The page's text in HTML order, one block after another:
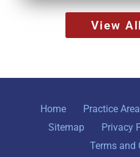
View
Home Practice
Sitemap
Privacy
Terms and